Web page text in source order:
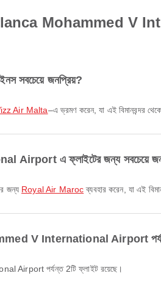
Mohammed V
সবচেয়ে জনপ্রিয়?
Air Malta–এ ভ্রমণ করেন, যা এই বিমানবন্দর
এ ফ্লাইটের জন্য সবচেয়ে
জন্য Royal Air Marocব্যবহার করেন, যা এই
V International Airport পর্যন্ত
পর্যন্ত 2টি ফ্লাইট রয়েছে।